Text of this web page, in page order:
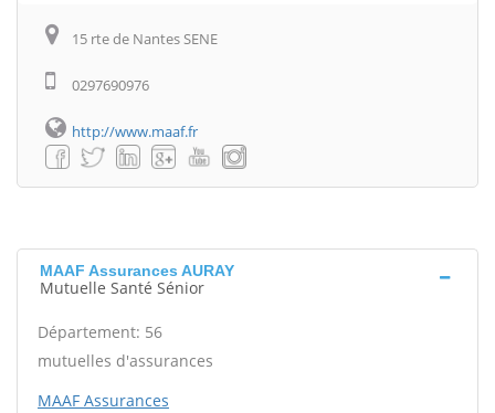
15 rte de Nantes SENE
0297690976
http://www.maaf.fr
MAAF Assurances AURAY
Mutuelle Santé Sénior
Département: 56
mutuelles d'assurances
MAAF Assurances